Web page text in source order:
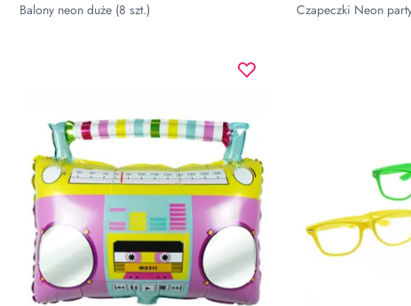
Balony neon duże (8 szt.) Czapeczki Neon